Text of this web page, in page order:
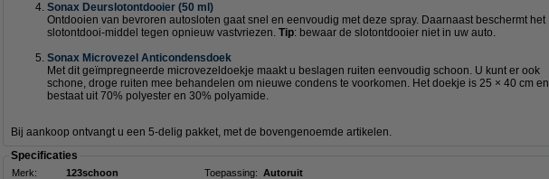
Sonax Deurslotontdooier (50 ml)
Ontdooien van bevroren autosloten gaat snel en eenvoudig met deze spray. Daarnaast beschermt het
slotontdooi-middel tegen opnieuw vastvriezen. Tip: bewaar de slotontdooier niet in uw auto.
Sonax Microvezel Anticondensdoek
Met dit geïmpregneerde microvezeldoekje maakt u beslagen ruiten eenvoudig schoon. U kunt er ook
schone, droge ruiten mee behandelen om nieuwe condens te voorkomen. Het doekje is 25 × 40 cm en
bestaat uit 70% polyester en 30% polyamide.
Bij aankoop ontvangt u een 5-delig pakket, met de bovengenoemde artikelen.
Specificaties
Merk: 123schoon Toepassing: Autoruit